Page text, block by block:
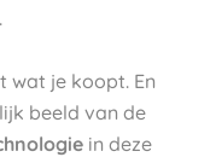
.
wat je koopt. En
beeld van de
in deze